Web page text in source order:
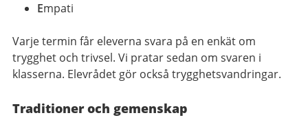
Empati
Varje termin får eleverna svara på en enkät om
trygghet och trivsel. Vi pratar sedan om svaren i
klasserna. Elevrådet gör också trygghetsvandringar.
Traditioner och gemenskap